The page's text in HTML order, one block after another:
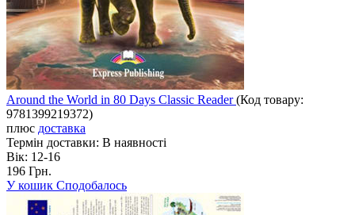
Around the World in 80 Days Classic Reader(Код товару:
9781399219372)
плюс доставка
Термін доставки: В наявності
Вік: 12-16
196 Грн.
У кошик Сподобалось